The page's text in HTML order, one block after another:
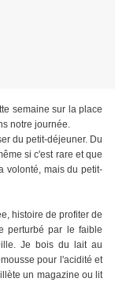
semaine sur la place
notre journée.
du petit-déjeuner. Du
si c'est rare et que
volonté, mais du petit-
histoire de profiter de
perturbé par le faible
Je bois du lait au
pour l'acidité et
un magazine ou lit